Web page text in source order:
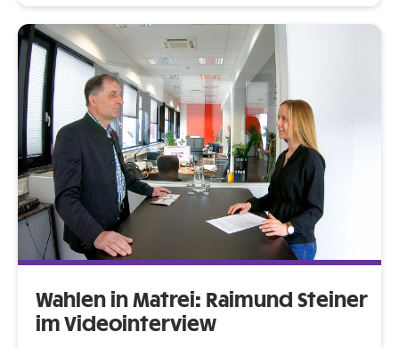
Wahlen in Matrei: Raimund Steiner
im Videointerview